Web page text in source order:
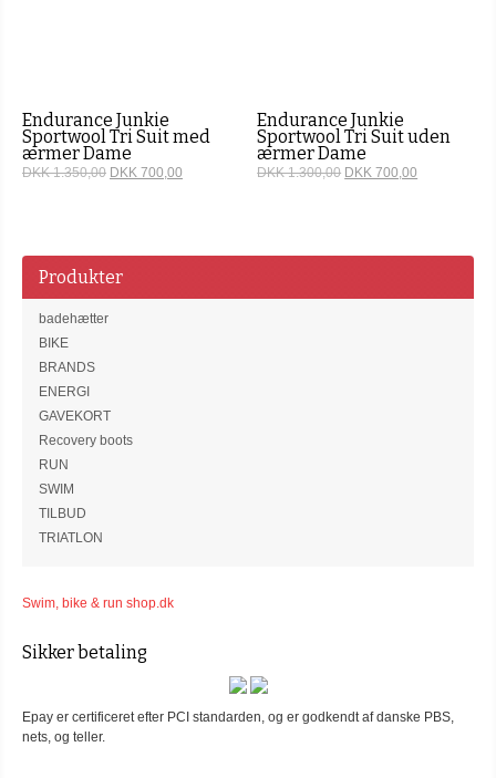
Endurance Junkie
Sportwool Tri Suit med
ærmer Dame
DKK 1.350,00 DKK 700,00
Endurance Junkie
Sportwool Tri Suit uden
ærmer Dame
DKK 1.300,00 DKK 700,00
Produkter
badehætter
BIKE
BRANDS
ENERGI
GAVEKORT
Recovery boots
RUN
SWIM
TILBUD
TRIATLON
Swim, bike & run shop.dk
Sikker betaling
Epay er certificeret efter PCI standarden, og er godkendt af danske PBS,
nets, og teller.